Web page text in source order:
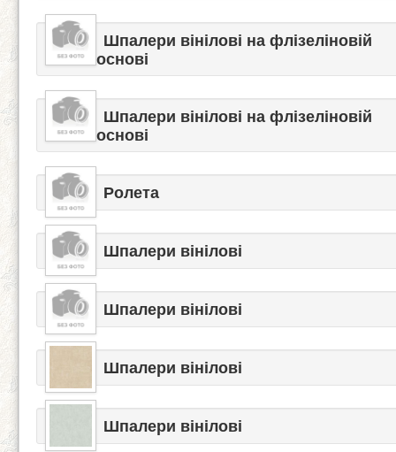
Шпалери вінілові на флізеліновій
основі
Шпалери вінілові на флізеліновій
основі
Ролета
Шпалери вінілові
Шпалери вінілові
Шпалери вінілові
Шпалери вінілові